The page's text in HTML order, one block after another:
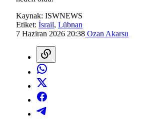
Kaynak: ISWNEWS
Etiket: İsrail, Lübnan
7 Haziran 2026 20:38 Ozan Akarsu